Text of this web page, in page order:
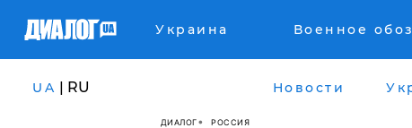
Украина Военное
UA | RU Новости
ДИАЛОГ РОССИЯ